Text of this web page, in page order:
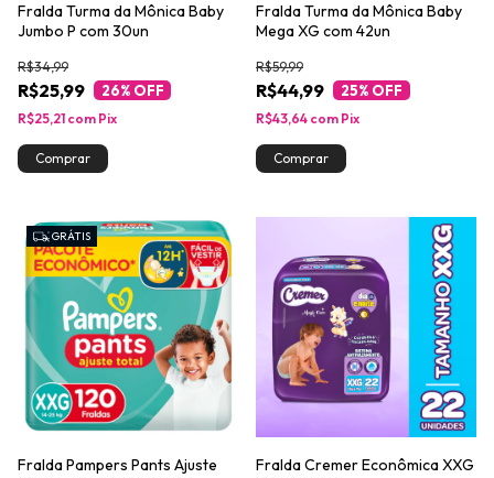
Fralda Turma da Mônica Baby
Jumbo P com 30un
R$25,99
R$34,99
26% OFF
R$25,21 com Pix
Fralda Turma da Mônica Baby
Mega XG com 42un
R$44,99
R$59,99
25% OFF
R$43,64 com Pix
GRÁTIS
Fralda Pampers Pants Ajuste
Fralda Cremer Econômica XXG